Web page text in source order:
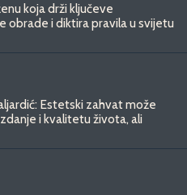
koja drži ključeve
obrade i diktira pravila u svijetu
Estetski zahvat može
i kvalitetu života, ali